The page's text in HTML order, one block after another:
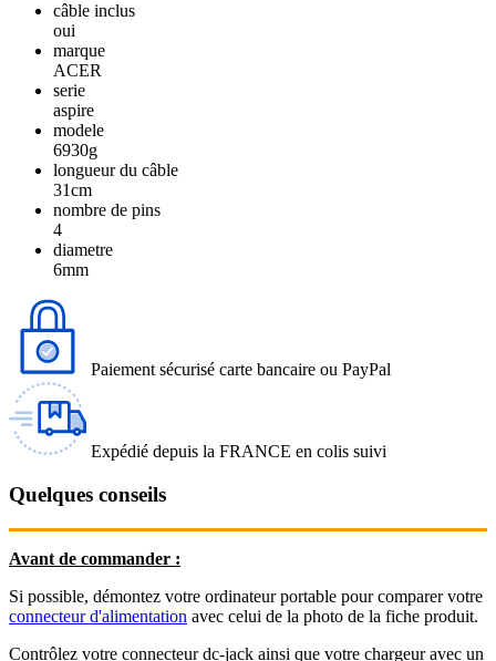
câble inclus
oui
marque
ACER
serie
aspire
modele
6930g
longueur du câble
31cm
nombre de pins
4
diametre
6mm
Paiement sécurisé carte bancaire ou PayPal
Expédié depuis la FRANCE en colis suivi
Quelques conseils
Avant de commander :
Si possible, démontez votre ordinateur portable pour comparer votre
connecteur d'alimentation avec celui de la photo de la fiche produit.
Contrôlez votre connecteur dc-jack ainsi que votre chargeur avec un